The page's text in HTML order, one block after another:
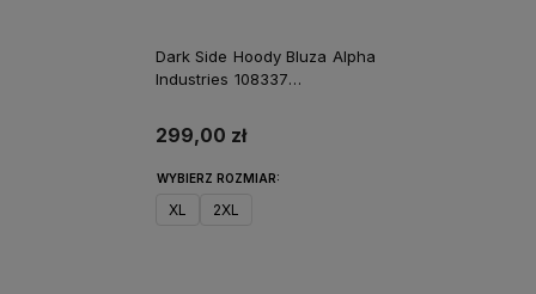
Dark Side Hoody Bluza Alpha
Industries 108337
299,00 zł
WYBIERZ ROZMIAR:
XL 2XL